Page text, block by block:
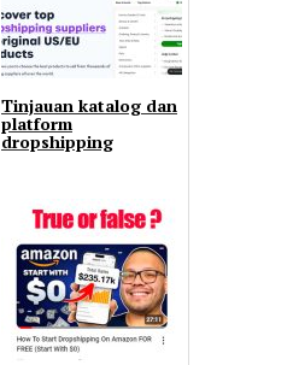
Tinjauan katalog dan
platform
dropshipping